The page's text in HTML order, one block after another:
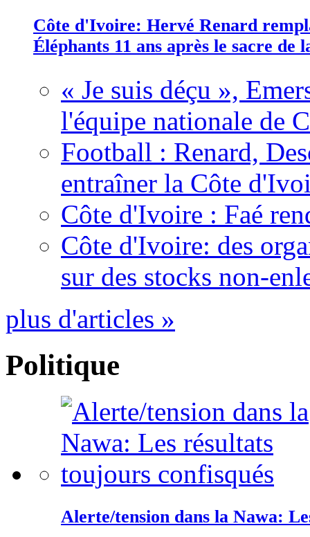
Côte d'Ivoire: Hervé Renard
Éléphants 11 ans après le sacre de
« Je suis déçu »,
l'équipe nationale de
Football : Renard,
entraîner la Côte
Côte d'Ivoire : Faé
Côte d'Ivoire: des
sur des stocks non-
plus d'articles »
Politique
Alerte/tension dans la Nawa: